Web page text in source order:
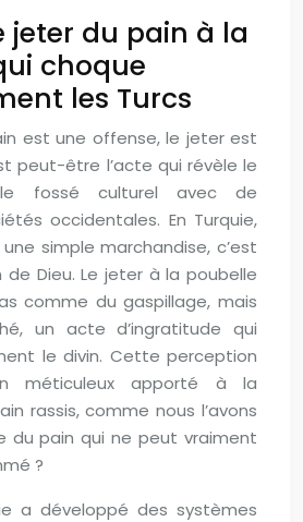
jeter du pain à la
choque
les Turcs
est une offense, le jeter est
peut-être l’acte qui révèle le
fossé culturel avec de
occidentales. En Turquie,
simple marchandise, c’est
de Dieu. Le jeter à la poubelle
comme du gaspillage, mais
un acte d’ingratitude qui
le divin. Cette perception
méticuleux apporté à la
rassis, comme nous l’avons
du pain qui ne peut vraiment
?
a développé des systèmes